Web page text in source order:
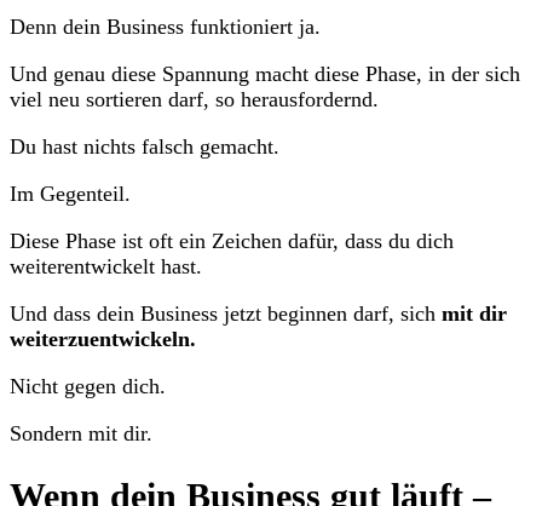
Denn dein Business funktioniert ja.
Und genau diese Spannung macht diese Phase, in der sich
viel neu sortieren darf, so herausfordernd.
Du hast nichts falsch gemacht.
Im Gegenteil.
Diese Phase ist oft ein Zeichen dafür, dass du dich
weiterentwickelt hast.
Und dass dein Business jetzt beginnen darf, sich mit dir
weiterzuentwickeln.
Nicht gegen dich.
Sondern mit dir.
Wenn dein Business gut läuft –